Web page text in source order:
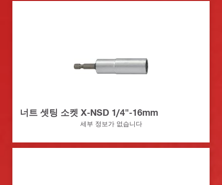
너트 셋팅 소켓 X-NSD 1/4"-16mm
세부 정보가 없습니다